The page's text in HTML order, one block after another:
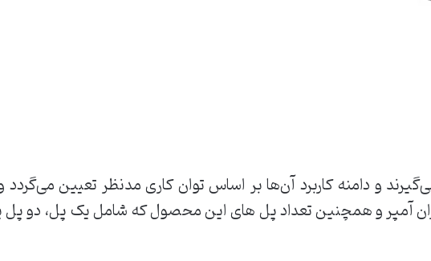
و دامنه کاربرد آن‌ها بر اساس توان کاری مدنظر تعیین می‌گردد
آمپر و همچنین تعداد پل های این محصول که شامل یک پل، دو